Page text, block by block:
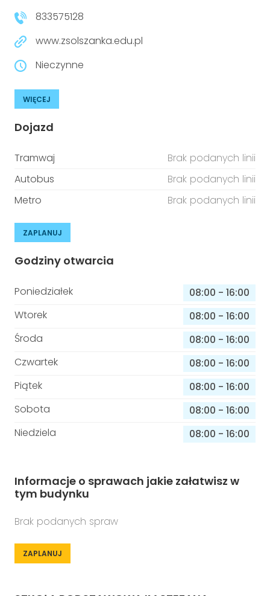
833575128
www.zsolszanka.edu.pl
Nieczynne
WIĘCEJ
Dojazd
Tramwaj
Brak podanych linii
Autobus
Brak podanych linii
Metro
Brak podanych linii
ZAPLANUJ
Godziny otwarcia
Poniedziałek 08:00 - 16:00
Wtorek
08:00 - 16:00
Środa
08:00 - 16:00
Czwartek
08:00 - 16:00
Piątek
08:00 - 16:00
Sobota
08:00 - 16:00
Niedziela
08:00 - 16:00
Informacje o sprawach jakie załatwisz w
tym budynku
Brak podanych spraw
ZAPLANUJ